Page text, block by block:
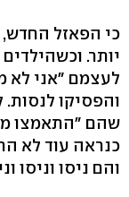
כי הפאזל
יותר.
לעצמם "אני לא
והפסיקו
שהם "התאמצו
כנראה עוד לא
והם ניסו וניסו